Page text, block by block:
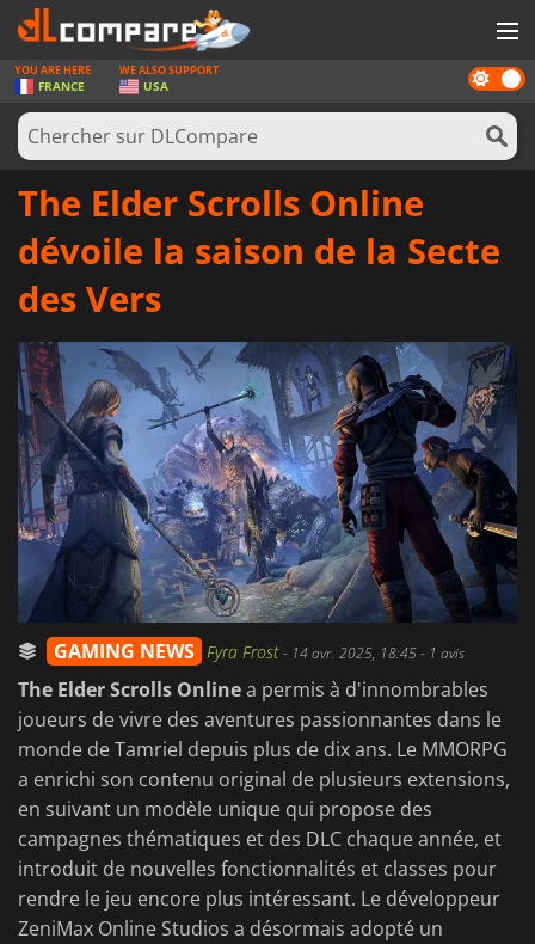
JEUX
CARTES PRÉPAYÉES
LOGICIELS
SE CONNECTER OU S'INSCRIRE
Dark
mode
YOU ARE HERE
FRANCE
WE ALSO SUPPORT
USA
The Elder Scrolls Online
dévoile la saison de la Secte
des Vers
GAMING NEWS Fyra Frost- 14 avr. 2025, 18:45- 1 avis
The Elder Scrolls Onlinea permis à d'innombrables
joueurs de vivre des aventures passionnantes dans le
monde de Tamriel depuis plus de dix ans. Le MMORPG
a enrichi son contenu original de plusieurs extensions,
en suivant un modèle unique qui propose des
campagnes thématiques et des DLC chaque année, et
introduit de nouvelles fonctionnalités et classes pour
rendre le jeu encore plus intéressant. Le développeur
ZeniMax Online Studios a désormais adopté un